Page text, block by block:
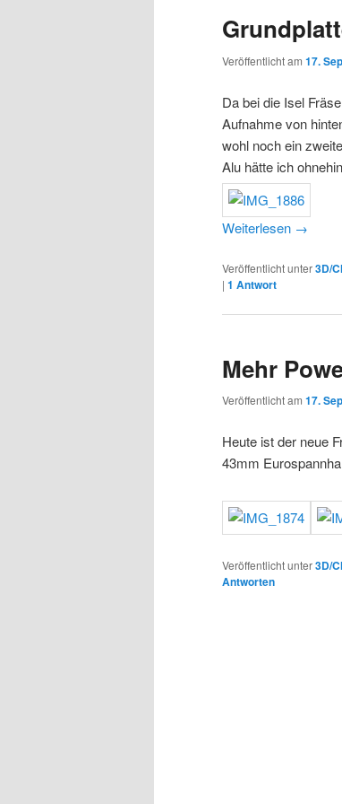
Veröffentlicht am 17.
Da bei die Isel
Aufnahme von
wohl noch ein
Alu hätte ich
Weiterlesen →
Veröffentlicht unter3D/
| 1 Antwort
Mehr
Veröffentlicht am 17.
Heute ist der neue
43mm
Veröffentlicht unter3D/
Antworten